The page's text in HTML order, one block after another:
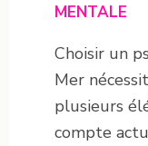
MENTALE
Choisir un
Mer
plusieurs
compte